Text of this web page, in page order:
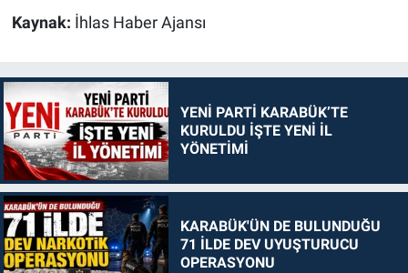
Kaynak: İhlas Haber Ajansı
YENİ PARTİ KARABÜK’TE
KURULDU İŞTE YENİ İL
YÖNETİMİ
KARABÜK'ÜN DE BULUNDUĞU
71 İLDE DEV UYUŞTURUCU
OPERASYONU